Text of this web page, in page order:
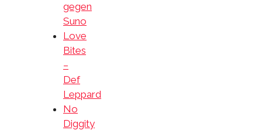
gegen
Suno
Love
Bites
–
Def
Leppard
No
Diggity